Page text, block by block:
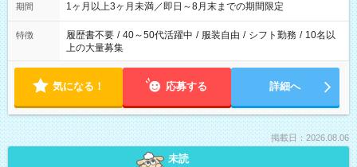
期間 1ヶ月以上3ヶ月未満／即日～8月末までの期間限定
特徴 履歴書不要 / 40～50代活躍中 / 服装自由 / シフト勤務 / 10名以
上の大量募集
気になる！ 応募する 詳細へ
掲載日：2026.08.06
未読